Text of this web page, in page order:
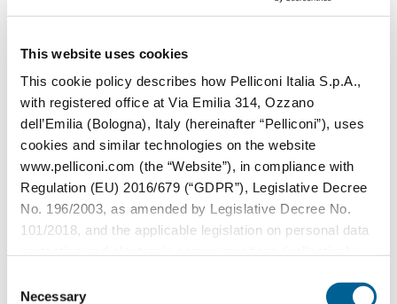
This website uses cookies
This cookie policy describes how Pelliconi Italia S.p.A.,
with registered office at Via Emilia 314, Ozzano
dell’Emilia (Bologna), Italy (hereinafter “Pelliconi”), uses
cookies and similar technologies on the website
www.pelliconi.com (the “Website”), in compliance with
Regulation (EU) 2016/679 (“GDPR”), Legislative Decree
No. 196/2003, as amended by Legislative Decree No.
101/2018, and the applicable legislation on personal data
Selection
Necessary
le superfici in rilievo, e contattare
completare il servizio è possibile
personalizzare anche le etichetteed
ottenere unpackagingfinalmente
personalizzato dalla testa ai piedi anche
in piccoli quantitativi e in pochi comodi e
divertenti click. Verrà inserita anche la
funzionalità di produzione urgente, per
aziende e privati che intendano effettuare